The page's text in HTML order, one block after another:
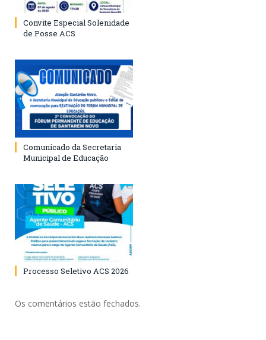
Convite Especial Solenidade
de Posse ACS
Comunicado da Secretaria
Municipal de Educação
Processo Seletivo ACS 2026
Os comentários estão fechados.